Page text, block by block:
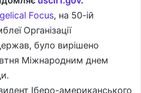
Focus, на 50-ій
Організації
було вирішено
Міжнародним днем
Іберо-американського